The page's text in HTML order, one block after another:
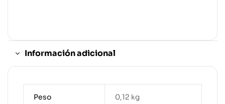
Información adicional
Peso 0,12 kg